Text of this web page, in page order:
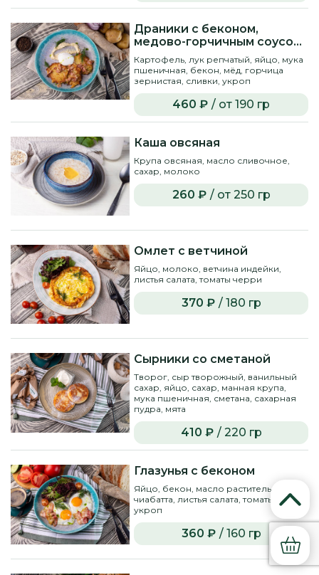
Драники с беконом,
медово-горчичным соусом
и яйцом пашот
Картофель, лук репчатый, яйцо, мука
пшеничная, бекон, мёд, горчица
зернистая, сливки, укроп
460 ₽ / от 190 гр
Каша овсяная
Крупа овсяная, масло сливочное,
сахар, молоко
260 ₽ / от 250 гр
Омлет с ветчиной
Яйцо, молоко, ветчина индейки,
листья салата, томаты черри
370 ₽ / 180 гр
Сырники со сметаной
Творог, сыр творожный, ванильный
сахар, яйцо, сахар, манная крупа,
мука пшеничная, сметана, сахарная
пудра, мята
410 ₽ / 220 гр
Глазунья с беконом
Яйцо, бекон, масло растительное,
чиабатта, листья салата, томаты черри,
укроп
360 ₽ / 160 гр